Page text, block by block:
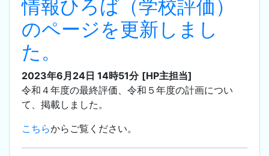
情報ひろば（学校評価）
のページを更新しまし
た。
2023年6月24日 14時51分 [HP主担当]
令和４年度の最終評価、令和５年度の計画につい
て、掲載しました。
こちらからご覧ください。